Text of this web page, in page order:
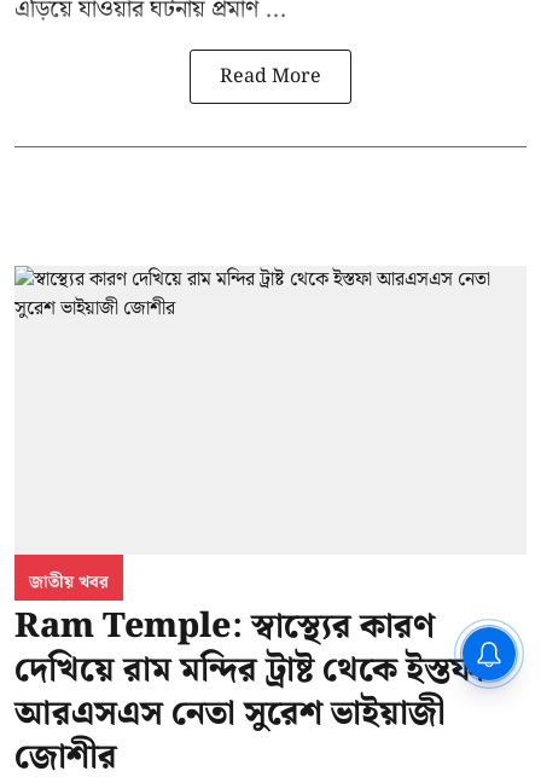
এড়িয়ে যাওয়ার ঘটনায় প্রমাণ ...
Read More
জাতীয় খবর
Ram Temple: স্বাস্থ্যের কারণ
দেখিয়ে রাম মন্দির ট্রাষ্ট থেকে ইস্তফা
আরএসএস নেতা সুরেশ ভাইয়াজী
জোশীর
CPIM: ৬০ লক্ষ নাম বিবেচনাধীন রেখে
ভোট ঘোষণার প্রতিবাদ - আদালতের
দ্বারস্থ হবে সিপিআইএম